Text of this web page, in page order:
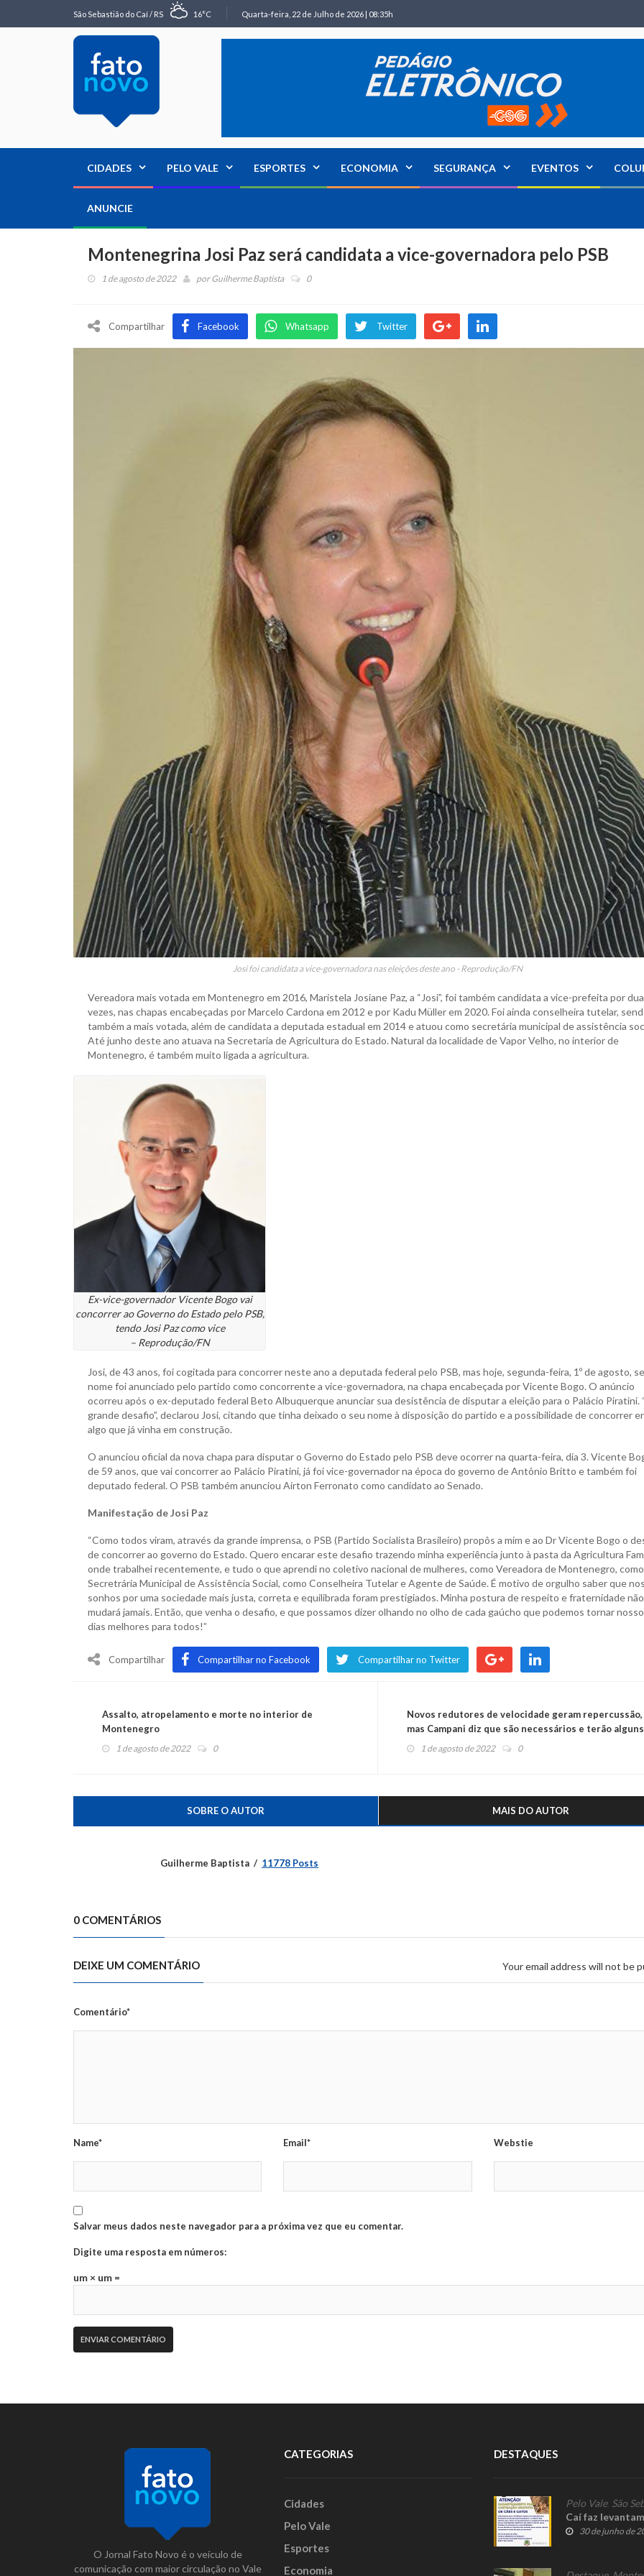
São Sebastião do Caí / RS 16°C Quarta-feira, 22 de Julho de 2026 | 08:35h
CIDADES PELO VALE ESPORTES ECONOMIA SEGURANÇA EVENTOS
ANUNCIE
Montenegrina Josi Paz será candidata a vice-governadora pelo PSB
1 de agosto de 2022 porGuilherme Baptista 0
Compartilhar Facebook Whatsapp Twitter
Josi foi candidata a vice-governadora nas eleições deste ano - Reprodução/FN
Vereadora mais votada em Montenegro em 2016, Maristela Josiane Paz, a “Josi”, foi também candidata a vice-prefeita por
vezes, nas chapas encabeçadas por Marcelo Cardona em 2012 e por Kadu Müller em 2020. Foi ainda conselheira tutelar,
também a mais votada, além de candidata a deputada estadual em 2014 e atuou como secretária municipal de assistência
Até junho deste ano atuava na Secretaria de Agricultura do Estado. Natural da localidade de Vapor Velho, no interior de
Montenegro, é também muito ligada a agricultura.
Ex-vice-governador Vicente Bogo vai
concorrer ao Governo do Estado pelo PSB,
tendo Josi Paz como vice
– Reprodução/FN
Josi, de 43 anos, foi cogitada para concorrer neste ano a deputada federal pelo PSB, mas hoje, segunda-feira, 1º de agosto,
nome foi anunciado pelo partido como concorrente a vice-governadora, na chapa encabeçada por Vicente Bogo. O anúncio
ocorreu após o ex-deputado federal Beto Albuquerque anunciar sua desistência de disputar a eleição para o Palácio Piratini.
grande desafio”, declarou Josi, citando que tinha deixado o seu nome à disposição do partido e a possibilidade de concorrer
algo que já vinha em construção.
O anunciou oficial da nova chapa para disputar o Governo do Estado pelo PSB deve ocorrer na quarta-feira, dia 3. Vicente
de 59 anos, que vai concorrer ao Palácio Piratini, já foi vice-governador na época do governo de Antônio Britto e também foi
deputado federal. O PSB também anunciou Airton Ferronato como candidato ao Senado.
Manifestação de Josi Paz
“Como todos viram, através da grande imprensa, o PSB (Partido Socialista Brasileiro) propôs a mim e ao Dr Vicente Bogo o
de concorrer ao governo do Estado. Quero encarar este desafio trazendo minha experiência junto à pasta da Agricultura
onde trabalhei recentemente, e tudo o que aprendi no coletivo nacional de mulheres, como Vereadora de Montenegro, como
Secretrária Municipal de Assistência Social, como Conselheira Tutelar e Agente de Saúde. É motivo de orgulho saber que
sonhos por uma sociedade mais justa, correta e equilibrada foram prestigiados. Minha postura de respeito e fraternidade não
mudará jamais. Então, que venha o desafio, e que possamos dizer olhando no olho de cada gaúcho que podemos tornar
dias melhores para todos!”
Compartilhar Compartilhar no Facebook Compartilhar no Twitter
Assalto, atropelamento e morte no interior de
Montenegro
1 de agosto de 2022 0
Novos redutores de velocidade geram repercussão,
mas Campani diz que são necessários e terão alguns
ajustes1 de agosto de 2022 0
SOBRE O AUTOR MAIS DO AUTOR
Guilherme Baptista 11778 Posts
0 COMENTÁRIOS
DEIXE UM COMENTÁRIO Your email address will not be
Comentário*
Name* Email* Webstie
Salvar meus dados neste navegador para a próxima vez que eu comentar.
Digite uma resposta em números:
um × um =
O Jornal Fato Novo é o veículo de
comunicação com maior circulação no Vale
CATEGORIAS
Cidades
Pelo Vale
Esportes
Economia
DESTAQUES
Pelo Vale, São
Caí faz
30 de junho de